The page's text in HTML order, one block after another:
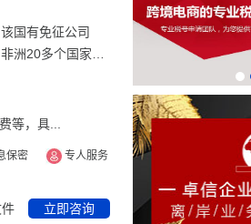
国有免征公司
洲20多个国家都
等，具...
保密 专人服务
立即咨询